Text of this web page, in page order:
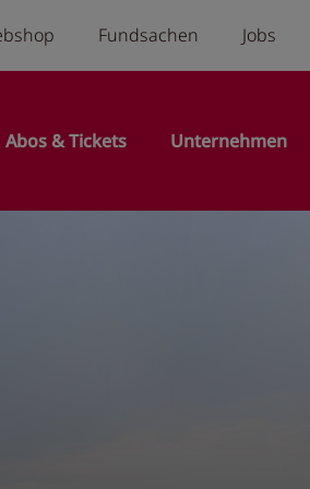
menu
Fundsachen Jobs
Abos & Tickets Unternehmen